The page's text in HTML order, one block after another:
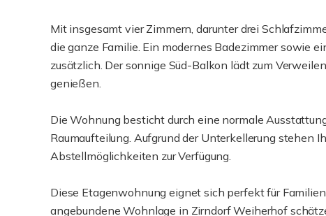
Mit insgesamt vier Zimmern, darunter drei
die ganze Familie. Ein modernes Badezimmer sowie
zusätzlich. Der sonnige Süd-Balkon lädt zum
genießen.
Die Wohnung besticht durch eine normale
Raumaufteilung. Aufgrund der Unterkellerung stehen
Abstellmöglichkeiten zur Verfügung.
Diese Etagenwohnung eignet sich perfekt für
angebundene Wohnlage in Zirndorf Weiherhof